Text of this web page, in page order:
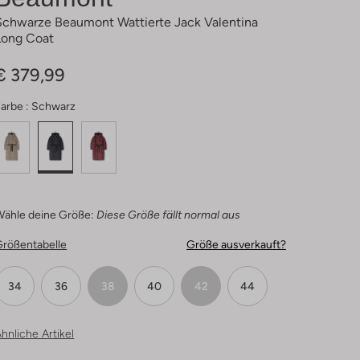
Beaumont Wattierte Jack Valentina
Coat
379,99
: Schwarz
deine Größe: Diese Größe fällt normal aus
Größe ausverkauft?
34 36 38 40 42 44
Artikel